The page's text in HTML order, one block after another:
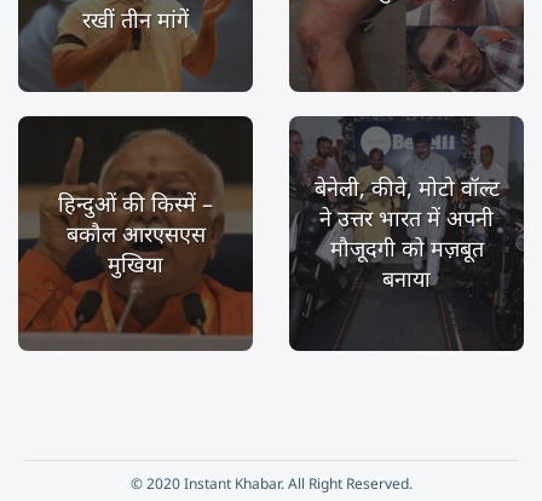
रखीं तीन मांगें
हिन्दुओं की किस्में –
बकौल आरएसएस
मुखिया
बेनेली, कीवे, मोटो वॉल्ट
ने उत्तर भारत में अपनी
मौजूदगी को मज़बूत
बनाया
© 2020 Instant Khabar. All Right Reserved.